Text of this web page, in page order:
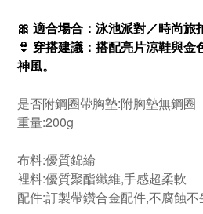
🎀 適合場合：泳池派對／時尚旅
👙 穿搭建議：搭配亮片涼鞋與
神風。
是否附鋼圈帶胸墊:附胸墊無鋼圈
重量:200g
布料:優質錦綸
裡料:優質聚酯纖維,手感超柔軟
配件:訂製帶鑽合金配件,不腐蝕不